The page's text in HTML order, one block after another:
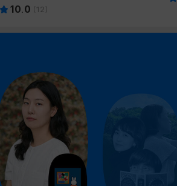
10.0 (12)